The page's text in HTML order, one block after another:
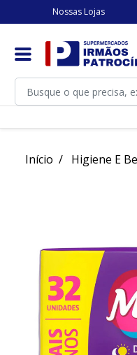
Nossas Lojas
Início Higiene E